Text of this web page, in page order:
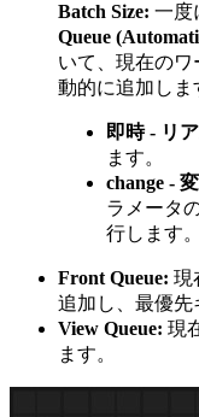
Batch Size: 一度
Queue
いて、現在の
動的に追加しま
即時 - リ
ます。
change -
ラメータ
行します。
Front Queue: 現
追加し、最優先
View Queue: 現
ます。